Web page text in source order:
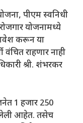
पीएम स्वनिधी
योजनामध्ये
करून या
राहणार नाही
श्री. शंभरकर
1 हजार 250
आहेत. तसेच